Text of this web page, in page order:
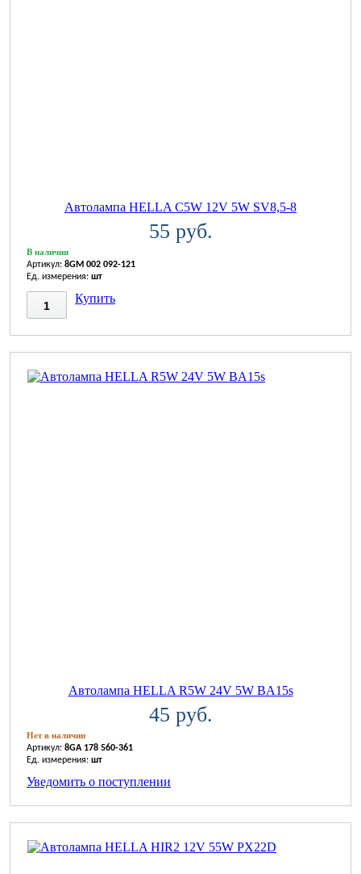
Автолампа HELLA C5W 12V 5W SV8,5-8
55 руб.
В наличии
Артикул: 8GM 002 092-121
Ед. измерения: шт
Купить
Автолампа HELLA R5W 24V 5W BA15s
45 руб.
Нет в наличии
Артикул: 8GA 178 560-361
Ед. измерения: шт
Уведомить о поступлении